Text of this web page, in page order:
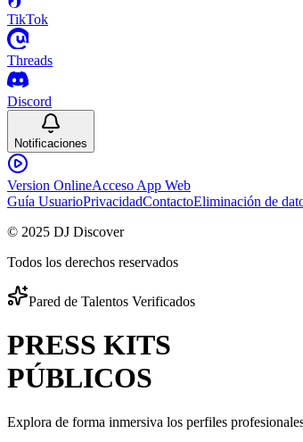
TikTok
Threads
Discord
Notificaciones
Version OnlineAcceso App Web
Guía UsuarioPrivacidadContactoEliminación de
© 2025 DJ Discover
Todos los derechos reservados
Pared de Talentos Verificados
PRESS KITS
PÚBLICOS
Explora de forma inmersiva los perfiles